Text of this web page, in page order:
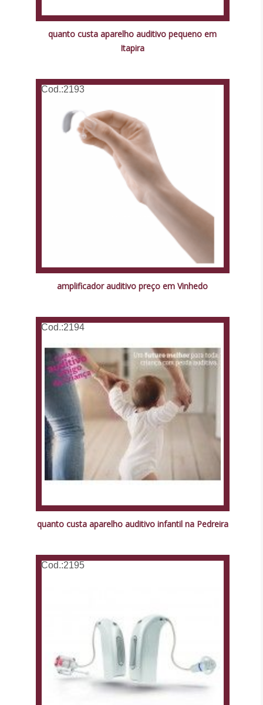
quanto custa aparelho auditivo pequeno em
Itapira
Cod.:2193
amplificador auditivo preço em Vinhedo
Cod.:2194
quanto custa aparelho auditivo infantil na Pedreira
Cod.:2195